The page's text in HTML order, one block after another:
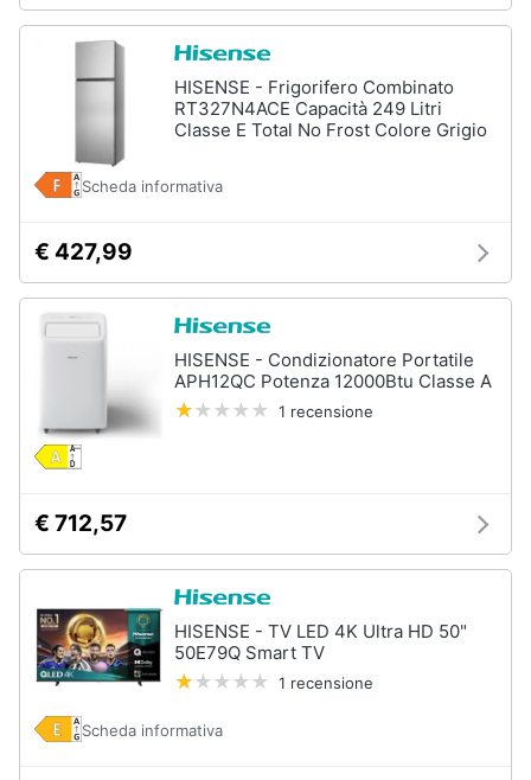
HISENSE - Frigorifero Combinato
RT327N4ACE Capacità 249 Litri
Classe E Total No Frost Colore Grigio
Scheda informativa
€ 427,99
HISENSE - Condizionatore Portatile
APH12QC Potenza 12000Btu Classe A
1 recensione
€ 712,57
HISENSE - TV LED 4K Ultra HD 50"
50E79Q Smart TV
1 recensione
Scheda informativa